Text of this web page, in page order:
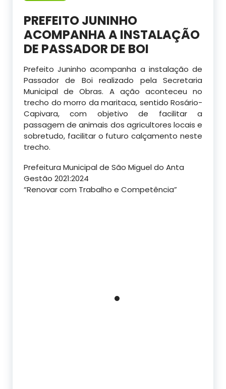
PREFEITO JUNINHO
ACOMPANHA A INSTALAÇÃO
DE PASSADOR DE BOI
Prefeito Juninho acompanha a instalação de
Passador de Boi realizado pela Secretaria
Municipal de Obras. A ação aconteceu no
trecho do morro da maritaca, sentido Rosário-
Capivara, com objetivo de facilitar a
passagem de animais dos agricultores locais e
sobretudo, facilitar o futuro calçamento neste
trecho.
Prefeitura Municipal de São Miguel do Anta
Gestão 2021:2024
“Renovar com Trabalho e Competência”